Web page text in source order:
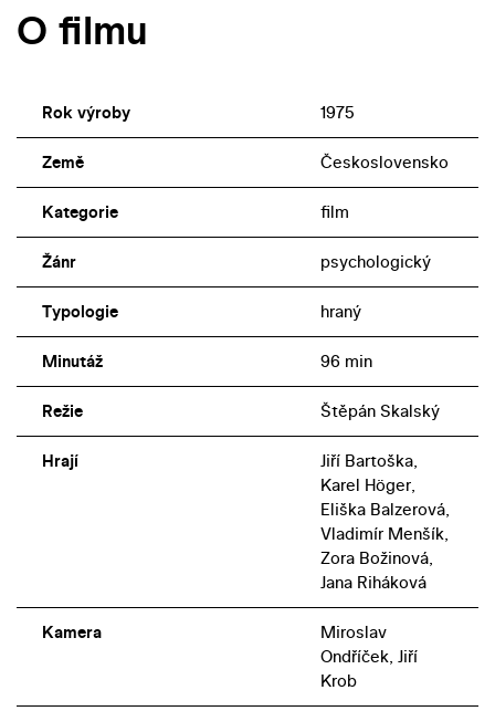
Skalský se scenáristou Karlem Steigerwaldem
(1978).
O filmu
Rok výroby 1975
Země Československo
Kategorie film
Žánr psychologický
Typologie hraný
Minutáž 96 min
Režie Štěpán Skalský
Hrají
Jiří Bartoška,
Karel Höger,
Eliška Balzerová,
Vladimír Menšík,
Zora Božinová,
Jana Riháková
Kamera
Miroslav
Ondříček, Jiří
Krob